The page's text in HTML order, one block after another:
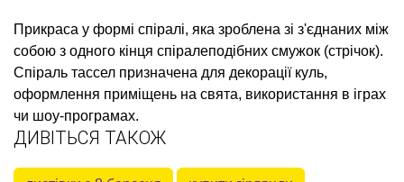
Прикраса у формі спіралі, яка зроблена зі з'єднаних між
собою з одного кінця спіралеподібних смужок (стрічок).
Спіраль тассел призначена для декорації куль,
оформлення приміщень на свята, використання в іграх
чи шоу-програмах.
ДИВІТЬСЯ ТАКОЖ